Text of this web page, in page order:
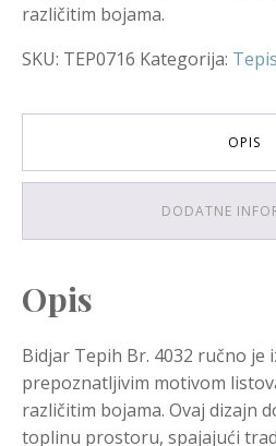
različitim bojama.
SKU: TEP0716 Kategorija:
OPIS
DODATNE
Opis
Bidjar Tepih Br. 4032 ručno je
prepoznatljivim motivom
različitim bojama. Ovaj dizajn
toplinu prostoru, spajajući